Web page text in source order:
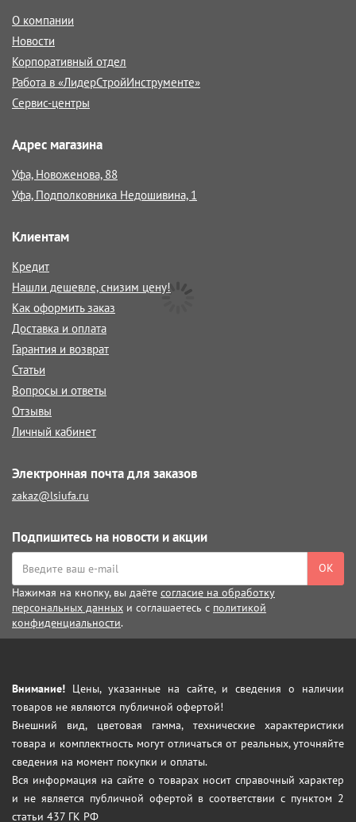
О компании
Новости
Корпоративный отдел
Работа в «ЛидерСтройИнструменте»
Сервис-центры
Адрес магазина
Уфа, Новоженова, 88
Уфа, Подполковника Недошивина, 1
Клиентам
Кредит
Нашли дешевле, снизим цену!
Как оформить заказ
Доставка и оплата
Гарантия и возврат
Статьи
Вопросы и ответы
Отзывы
Личный кабинет
Электронная почта для заказов
zakaz@lsiufa.ru
Подпишитесь на новости и акции
ОК
Нажимая на кнопку, вы даёте согласие на обработку
персональных данных и соглашаетесь с политикой
конфиденциальности.
Внимание! Цены, указанные на сайте, и сведения о наличии
товаров не являются публичной офертой!
Внешний вид, цветовая гамма, технические характеристики
товара и комплектность могут отличаться от реальных, уточняйте
сведения на момент покупки и оплаты.
Вся информация на сайте о товарах носит справочный характер
и не является публичной офертой в соответствии с пунктом 2
статьи 437 ГК РФ